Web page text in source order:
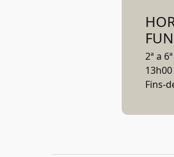
2ª a
Fins-